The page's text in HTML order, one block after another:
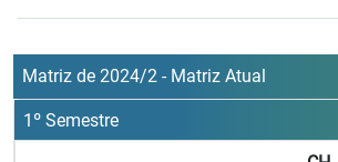
Matriz de 2024/2 - Matriz Atual
1º Semestre